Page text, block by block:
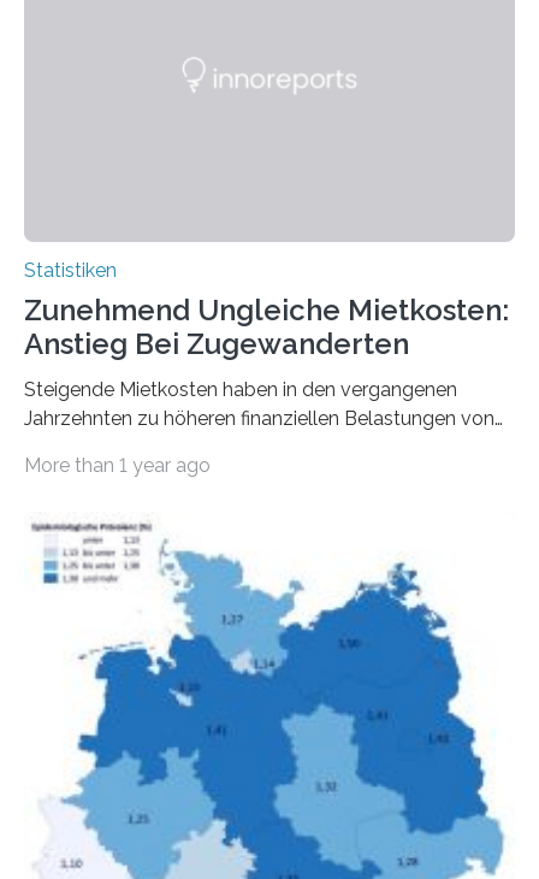
Statistiken
Zunehmend Ungleiche Mietkosten:
Anstieg Bei Zugewanderten
Steigende Mietkosten haben in den vergangenen
Jahrzehnten zu höheren finanziellen Belastungen von
Bundesinstitut für Bevölkerungsforschung (BiB)
gesamten Einkommen zwischen 1990 und 2020 für
unterschiedliche Einkommensgruppen sowie für in
Deutschland geborene Menschen und Zugewanderte
verändert hat. Das Ergebnis: Während Personen mit
hohen Einkommen (oberstes Quintil der Verteilung der
Nettoäquivalenzeinkommen) nur einen moderaten
Anstieg des Mietanteils am Gesamteinkommen
hinnehmen mussten, nahm die Belastung bei
Menschen mit…
More than 1 year ago